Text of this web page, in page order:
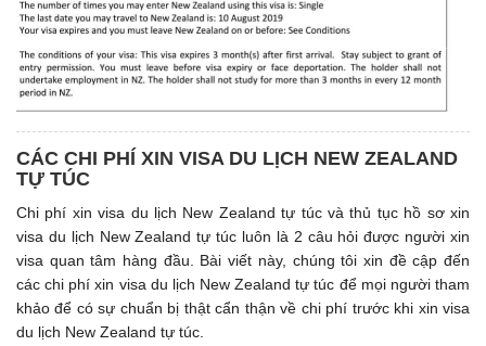
CÁC CHI PHÍ XIN VISA DU LỊCH NEW ZEALAND
TỰ TÚC
Chi phí xin visa du lịch New Zealand tự túc và thủ tục hồ sơ xin
visa du lịch New Zealand tự túc luôn là 2 câu hỏi được người xin
visa quan tâm hàng đầu. Bài viết này, chúng tôi xin đề cập đến
các chi phí xin visa du lịch New Zealand tự túc để mọi người tham
khảo để có sự chuẩn bị thật cẩn thận về chi phí trước khi xin visa
du lịch New Zealand tự túc.